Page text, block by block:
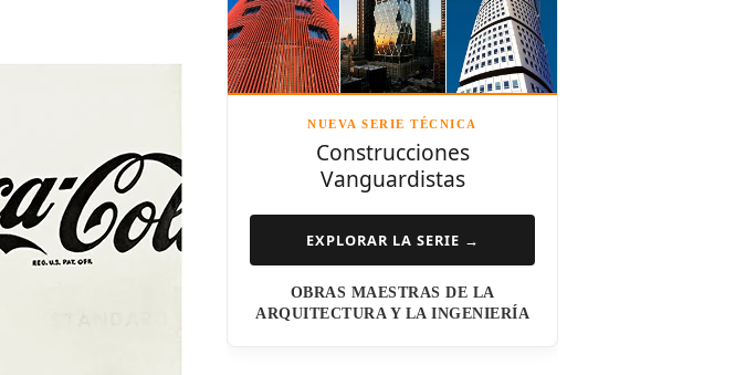
Richard Rogers
David Chipperfield
Kazuyo Sejima
Steven Holl
Henry N. Cobb
I.M. Pei
Luis Barragán
NUEVA SERIE TÉCNICA
Construcciones
Vanguardistas
EXPLORAR LA SERIE →
OBRAS MAESTRAS DE LA
ARQUITECTURA Y LA INGENIERÍA